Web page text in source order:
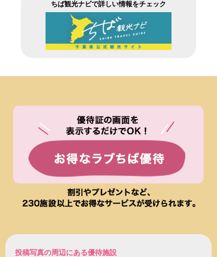
ちば観光ナビで詳しい情報をチェック
投稿写真の周辺にある優待施設